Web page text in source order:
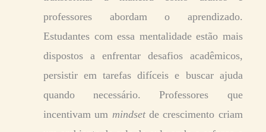
professores abordam o aprendizado.
Estudantes com essa mentalidade estão mais
dispostos a enfrentar desafios acadêmicos,
persistir em tarefas difíceis e buscar ajuda
quando necessário. Professores que
incentivam um mindsetde crescimento criam